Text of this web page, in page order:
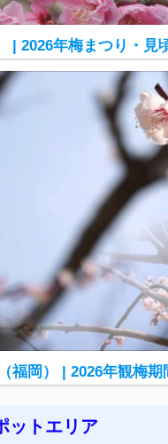
| 2026年梅まつり・見
福岡） | 2026年観梅期
ットエリア